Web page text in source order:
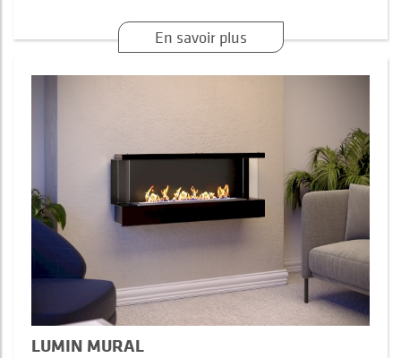
En savoir plus
LUMIN MURAL